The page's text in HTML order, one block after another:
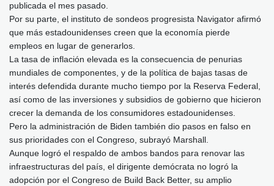
publicada el mes pasado.
Por su parte, el instituto de sondeos progresista Navigator afirmó
que más estadounidenses creen que la economía pierde
empleos en lugar de generarlos.
La tasa de inflación elevada es la consecuencia de penurias
mundiales de componentes, y de la política de bajas tasas de
interés defendida durante mucho tiempo por la Reserva Federal,
así como de las inversiones y subsidios de gobierno que hicieron
crecer la demanda de los consumidores estadounidenses.
Pero la administración de Biden también dio pasos en falso en
sus prioridades con el Congreso, subrayó Marshall.
Aunque logró el respaldo de ambos bandos para renovar las
infraestructuras del país, el dirigente demócrata no logró la
adopción por el Congreso de Build Back Better, su amplio